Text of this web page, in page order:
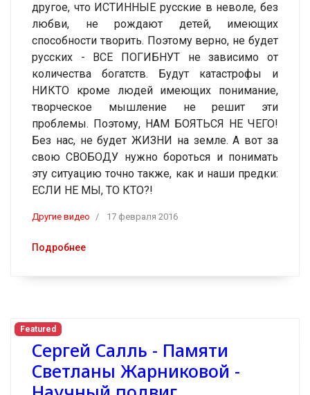
другое, что ИСТИННЫЕ русские в неволе, без
любви, не рождают детей, имеющих
способности творить. Поэтому верно, не будет
русских - ВСЕ ПОГИБНУТ не зависимо от
количества богатств. Будут катастрофы и
НИКТО кроме людей имеющих понимание,
творческое мышление не решит эти
проблемы. Поэтому, НАМ БОЯТЬСЯ НЕ ЧЕГО!
Без нас, не будет ЖИЗНИ на земле. А вот за
свою СВОБОДУ нужно бороться и понимать
эту ситуацию точно также, как и наши предки:
ЕСЛИ НЕ МЫ, ТО КТО?!
Другие видео 17 февраля 2016
Подробнее
Featured
Сергей Салль - Памяти
Светланы Жарниковой -